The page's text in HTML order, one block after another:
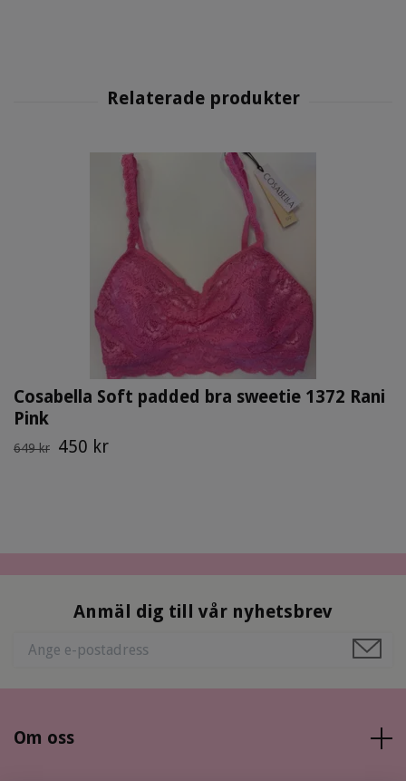
Cosabella Soft padded bra sweetie 1372 Rani
Pink
649 kr 450 kr
Anmäl dig till vår nyhetsbrev
Om oss